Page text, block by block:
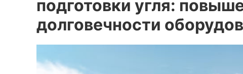
подготовки угля:
долговечности